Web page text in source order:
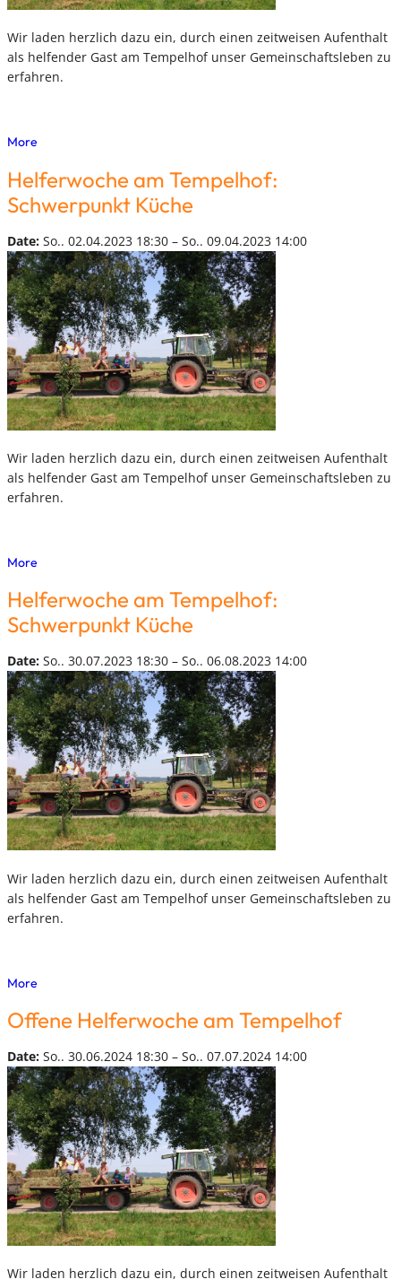
Wir laden herzlich dazu ein, durch einen zeitweisen Aufenthalt
als helfender Gast am Tempelhof unser Gemeinschaftsleben zu
erfahren.
More
Helferwoche am Tempelhof:
Schwerpunkt Küche
Date: So.. 02.04.2023 18:30 – So.. 09.04.2023 14:00
Wir laden herzlich dazu ein, durch einen zeitweisen Aufenthalt
als helfender Gast am Tempelhof unser Gemeinschaftsleben zu
erfahren.
More
Helferwoche am Tempelhof:
Schwerpunkt Küche
Date: So.. 30.07.2023 18:30 – So.. 06.08.2023 14:00
Wir laden herzlich dazu ein, durch einen zeitweisen Aufenthalt
als helfender Gast am Tempelhof unser Gemeinschaftsleben zu
erfahren.
More
Offene Helferwoche am Tempelhof
Date: So.. 30.06.2024 18:30 – So.. 07.07.2024 14:00
Wir laden herzlich dazu ein, durch einen zeitweisen Aufenthalt